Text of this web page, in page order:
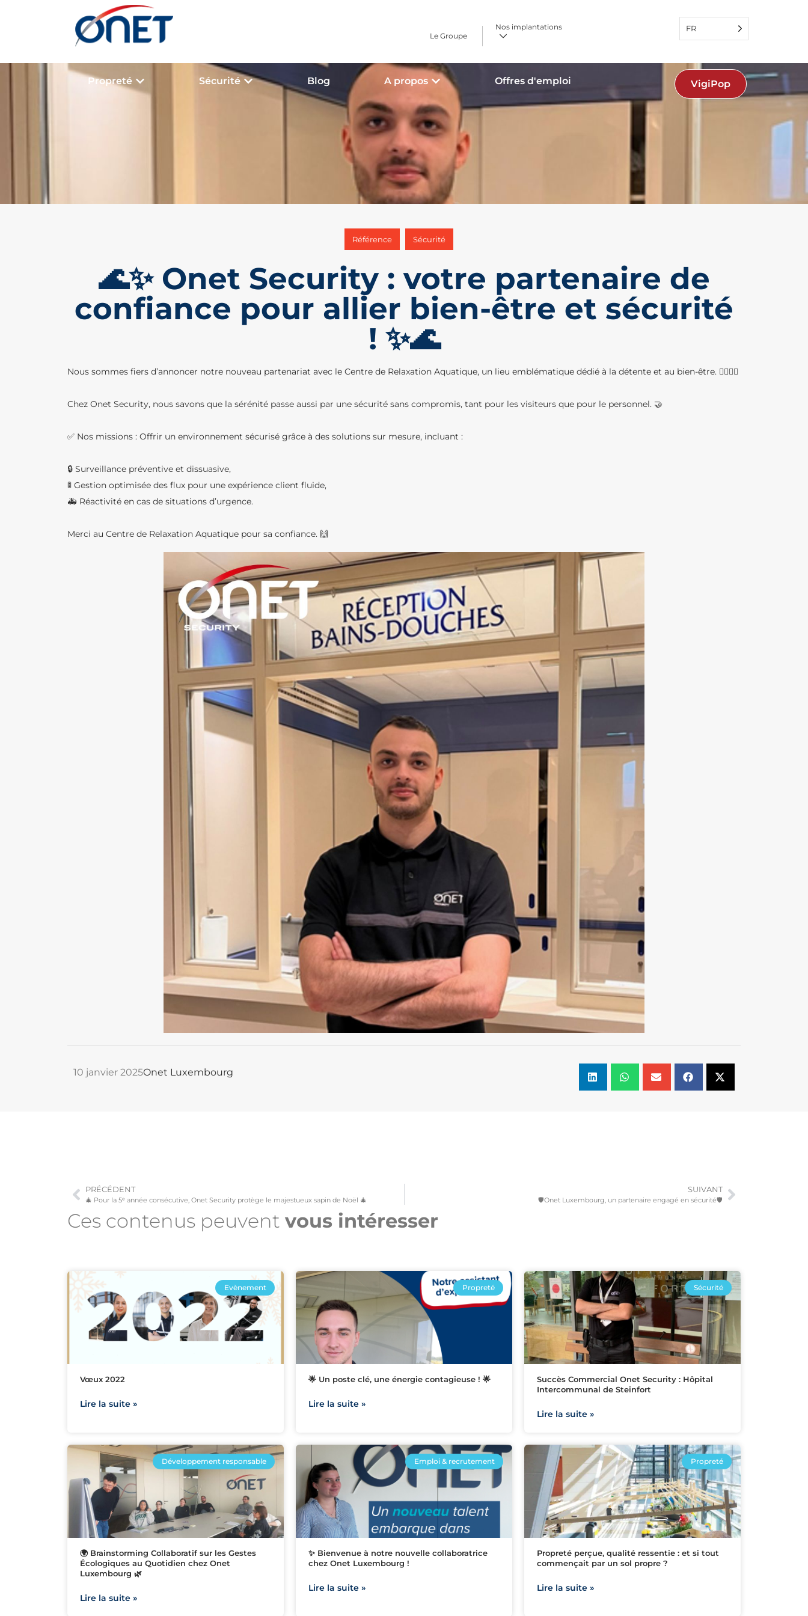
Le Groupe
Nos implantations FR
Propreté Sécurité Blog A propos Offres d'emploi VigiPop
Référence Sécurité
🌊✨ Onet Security : votre partenaire de
confiance pour allier bien-être et sécurité
! ✨🌊
Nous sommes fiers d’annoncer notre nouveau partenariat avec le Centre de Relaxation Aquatique, un lieu emblématique dédié à la détente et au bien-être. 🏊‍♂️💆‍♀️
Chez Onet Security, nous savons que la sérénité passe aussi par une sécurité sans compromis, tant pour les visiteurs que pour le personnel. 🤝
✅ Nos missions : Offrir un environnement sécurisé grâce à des solutions sur mesure, incluant :
🔒 Surveillance préventive et dissuasive,
🚦 Gestion optimisée des flux pour une expérience client fluide,
🚑 Réactivité en cas de situations d’urgence.
Merci au Centre de Relaxation Aquatique pour sa confiance. 🙌
10 janvier 2025Onet Luxembourg
PRÉCÉDENT
🎄 Pour la 5ᵉ année consécutive, Onet Security protège le majestueux sapin de Noël 🎄
SUIVANT
🛡️Onet Luxembourg, un partenaire engagé en sécurité🛡️
Ces contenus peuvent vous intéresser​
Evènement
Vœux 2022
Lire la suite »
Propreté
🌟 Un poste clé, une énergie contagieuse ! 🌟
Lire la suite »
Sécurité
Succès Commercial Onet Security : Hôpital
Intercommunal de Steinfort
Lire la suite »
Développement responsable
🌍 Brainstorming Collaboratif sur les Gestes
Écologiques au Quotidien chez Onet
Luxembourg 🌿
Lire la suite »
Emploi & recrutement
✨ Bienvenue à notre nouvelle collaboratrice
chez Onet Luxembourg !
Lire la suite »
Propreté
Propreté perçue, qualité ressentie : et si tout
commençait par un sol propre ?
Lire la suite »